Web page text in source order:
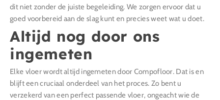
dit niet zonder de juiste begeleiding. We zorgen ervoor dat u
goed voorbereid aan de slag kunt en precies weet wat u doet.
Altijd nog door ons
ingemeten
Elke vloer wordt altijd ingemeten door Compofloor. Dat is en
blijft een cruciaal onderdeel van het proces. Zo bent u
verzekerd van een perfect passende vloer, ongeacht wie de